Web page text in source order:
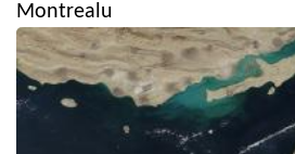
Montrealu